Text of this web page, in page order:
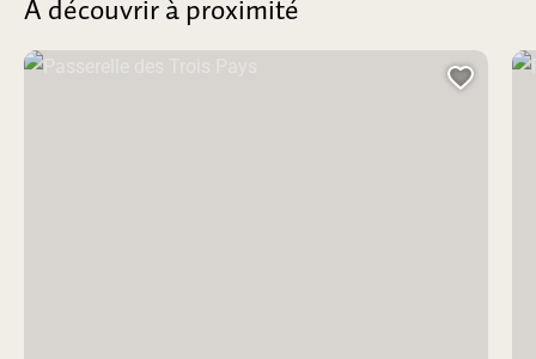
À découvrir à proximité
Passerelle des Trois Pays, © AAT Saint-Louis 3 Pays